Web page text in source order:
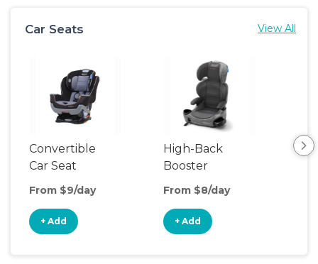
Car Seats View All
Convertible
Car Seat
From $9/day
+ Add
High-Back
Booster
From $8/day
+ Add